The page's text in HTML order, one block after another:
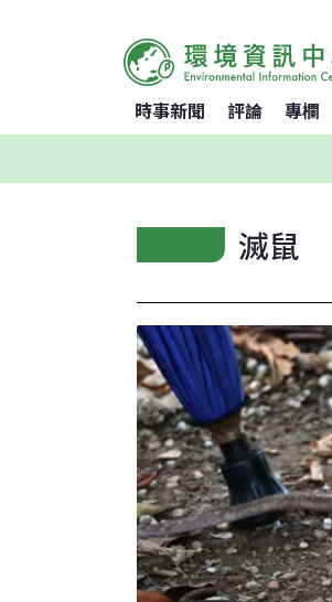
時事新聞 評論 專欄
滅鼠